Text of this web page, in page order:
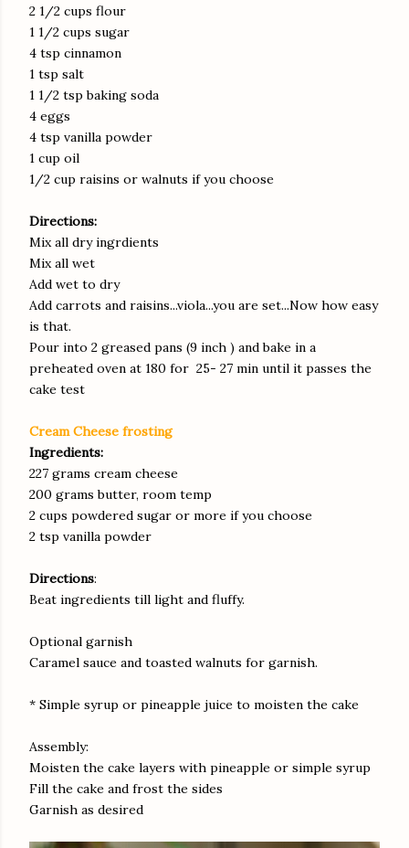
2 1/2 cups flour
1 1/2 cups sugar
4 tsp cinnamon
1 tsp salt
1 1/2 tsp baking soda
4 eggs
4 tsp vanilla powder
1 cup oil
1/2 cup raisins or walnuts if you choose
Directions:
Mix all dry ingrdients
Mix all wet
Add wet to dry
Add carrots and raisins...viola...you are set...Now how easy
is that.
Pour into 2 greased pans (9 inch ) and bake in a
preheated oven at 180 for 25- 27 min until it passes the
cake test
Cream Cheese frosting
Ingredients:
227 grams cream cheese
200 grams butter, room temp
2 cups powdered sugar or more if you choose
2 tsp vanilla powder
Directions:
Beat ingredients till light and fluffy.
Optional garnish
Caramel sauce and toasted walnuts for garnish.
* Simple syrup or pineapple juice to moisten the cake
Assembly:
Moisten the cake layers with pineapple or simple syrup
Fill the cake and frost the sides
Garnish as desired